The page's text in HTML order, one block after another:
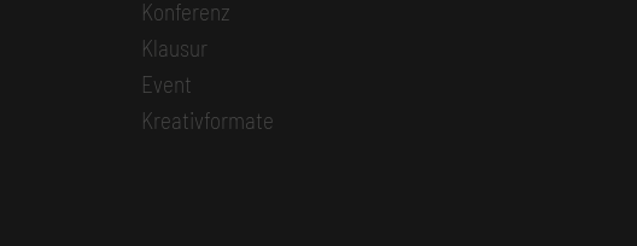
Konferenz
Klausur
Event
Kreativformate